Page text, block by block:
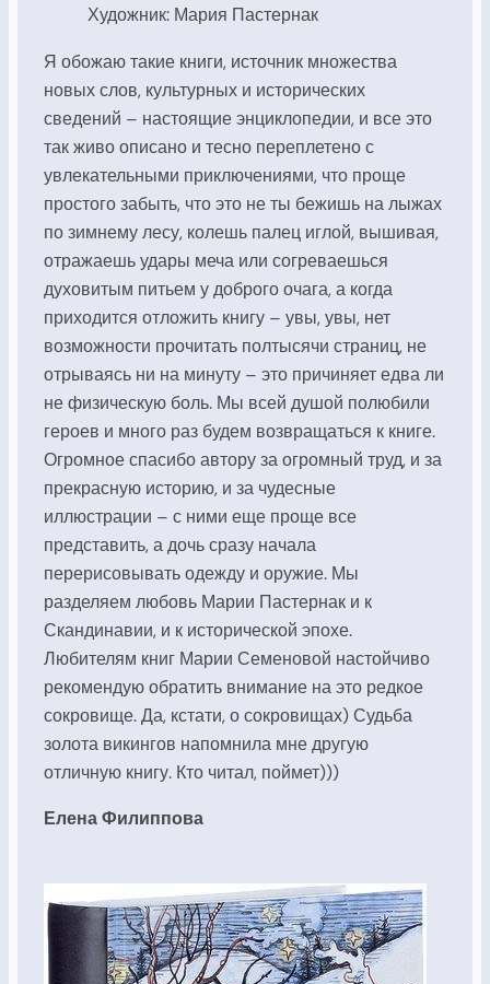
Художник: Мария Пастернак
Я обожаю такие книги, источник множества
новых слов, культурных и исторических
сведений – настоящие энциклопедии, и все это
так живо описано и тесно переплетено с
увлекательными приключениями, что проще
простого забыть, что это не ты бежишь на лыжах
по зимнему лесу, колешь палец иглой, вышивая,
отражаешь удары меча или согреваешься
духовитым питьем у доброго очага, а когда
приходится отложить книгу – увы, увы, нет
возможности прочитать полтысячи страниц, не
отрываясь ни на минуту – это причиняет едва ли
не физическую боль. Мы всей душой полюбили
героев и много раз будем возвращаться к книге.
Огромное спасибо автору за огромный труд, и за
прекрасную историю, и за чудесные
иллюстрации – с ними еще проще все
представить, а дочь сразу начала
перерисовывать одежду и оружие. Мы
разделяем любовь Марии Пастернак и к
Скандинавии, и к исторической эпохе.
Любителям книг Марии Семеновой настойчиво
рекомендую обратить внимание на это редкое
сокровище. Да, кстати, о сокровищах) Судьба
золота викингов напомнила мне другую
отличную книгу. Кто читал, поймет)))
Елена Филиппова